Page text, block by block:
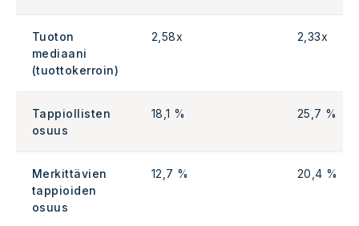
Tuoton
mediaani
(tuottokerroin)
2,58x 2,33x
Tappiollisten
osuus
18,1 % 25,7 %
Merkittävien
tappioiden
osuus
12,7 % 20,4 %